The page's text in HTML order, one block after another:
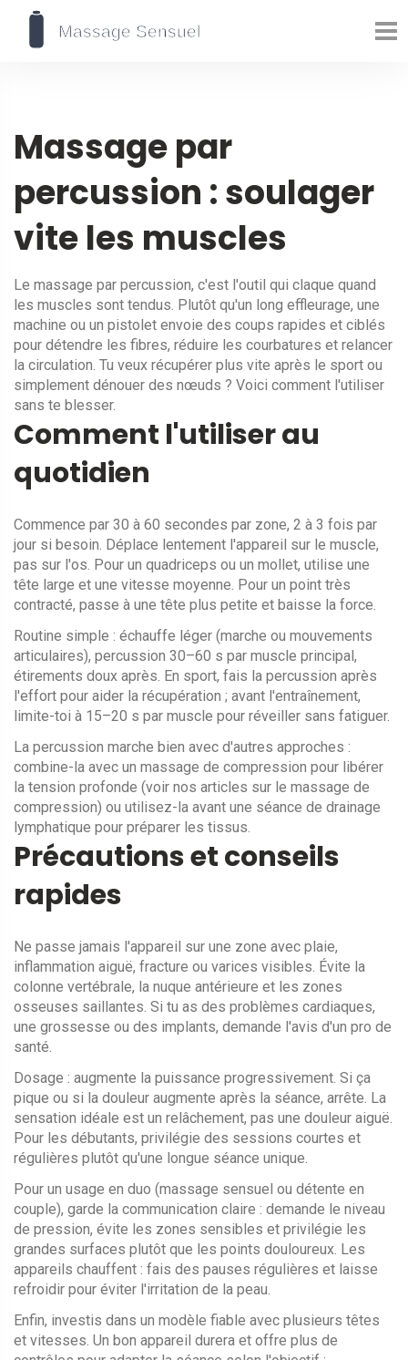
Massage par
percussion : soulager
vite les muscles
Le massage par percussion, c'est l'outil qui claque quand
les muscles sont tendus. Plutôt qu'un long effleurage, une
machine ou un pistolet envoie des coups rapides et ciblés
pour détendre les fibres, réduire les courbatures et relancer
la circulation. Tu veux récupérer plus vite après le sport ou
simplement dénouer des nœuds ? Voici comment l'utiliser
sans te blesser.
Comment l'utiliser au
quotidien
Commence par 30 à 60 secondes par zone, 2 à 3 fois par
jour si besoin. Déplace lentement l'appareil sur le muscle,
pas sur l'os. Pour un quadriceps ou un mollet, utilise une
tête large et une vitesse moyenne. Pour un point très
contracté, passe à une tête plus petite et baisse la force.
Routine simple : échauffe léger (marche ou mouvements
articulaires), percussion 30–60 s par muscle principal,
étirements doux après. En sport, fais la percussion après
l'effort pour aider la récupération ; avant l'entraînement,
limite-toi à 15–20 s par muscle pour réveiller sans fatiguer.
La percussion marche bien avec d'autres approches :
combine-la avec un massage de compression pour libérer
la tension profonde (voir nos articles sur le massage de
compression) ou utilisez-la avant une séance de drainage
lymphatique pour préparer les tissus.
Précautions et conseils
rapides
Ne passe jamais l'appareil sur une zone avec plaie,
inflammation aiguë, fracture ou varices visibles. Évite la
colonne vertébrale, la nuque antérieure et les zones
osseuses saillantes. Si tu as des problèmes cardiaques,
une grossesse ou des implants, demande l'avis d'un pro de
santé.
Dosage : augmente la puissance progressivement. Si ça
pique ou si la douleur augmente après la séance, arrête. La
sensation idéale est un relâchement, pas une douleur aiguë.
Pour les débutants, privilégie des sessions courtes et
régulières plutôt qu'une longue séance unique.
Pour un usage en duo (massage sensuel ou détente en
couple), garde la communication claire : demande le niveau
de pression, évite les zones sensibles et privilégie les
grandes surfaces plutôt que les points douloureux. Les
appareils chauffent : fais des pauses régulières et laisse
refroidir pour éviter l'irritation de la peau.
Enfin, investis dans un modèle fiable avec plusieurs têtes
et vitesses. Un bon appareil durera et offre plus de